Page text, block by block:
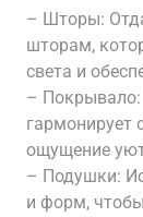
– Шторы:
шторам,
света и
– Покрывало:
гармонирует
ощущение
– Подушки:
и форм,